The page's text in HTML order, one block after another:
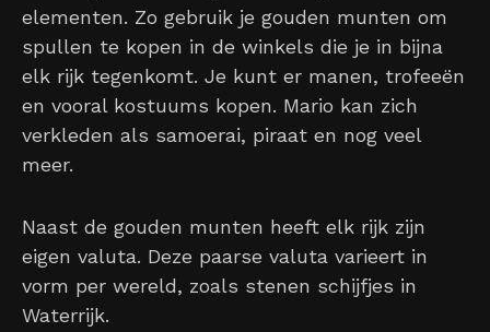
elementen. Zo gebruik je gouden munten om
spullen te kopen in de winkels die je in bijna
elk rijk tegenkomt. Je kunt er manen, trofeeën
en vooral kostuums kopen. Mario kan zich
verkleden als samoerai, piraat en nog veel
meer.
Naast de gouden munten heeft elk rijk zijn
eigen valuta. Deze paarse valuta varieert in
vorm per wereld, zoals stenen schijfjes in
Waterrijk.